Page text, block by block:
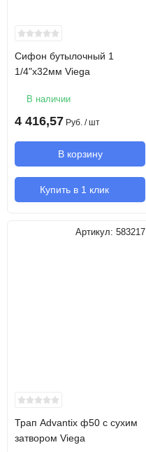
Сифон бутылочный 1
1/4"х32мм Viega
В наличии
4 416,57 Руб. / шт
В корзину
Купить в 1 клик
Артикул: 583217
Трап Advantix ф50 с сухим
затвором Viega